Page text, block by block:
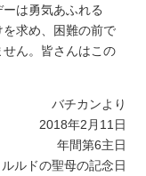
は勇気あふれる
求め、困難の前で
ん。皆さんはこの
バチカンより
2018年2月11日
年間第6主日
ルルドの聖母の記念日